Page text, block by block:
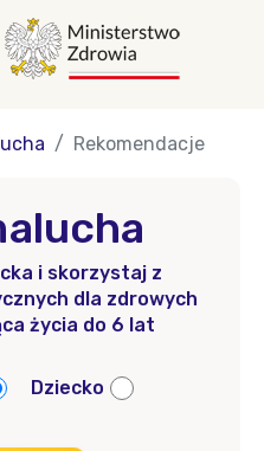
Rekomendacje
i skorzystaj z
dla zdrowych
życia do 6 lat
Dziecko